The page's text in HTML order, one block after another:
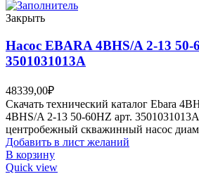
Закрыть
Насос EBARA 4BHS/A 2-13 50-
3501031013A
48339,00₽
Скачать технический каталог Ebara
4BHS/A 2-13 50-60HZ арт.
центробежный скважинный насос
Добавить в лист желаний
В корзину
Quick view